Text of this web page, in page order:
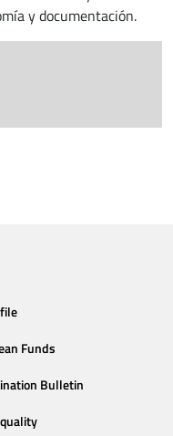
y documentación.
Funds
Bulletin